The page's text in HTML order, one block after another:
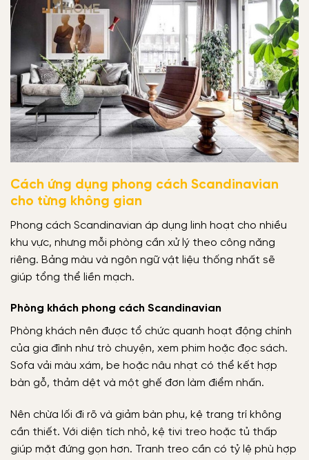
Cách ứng dụng phong cách Scandinavian
cho từng không gian
Phong cách Scandinavian áp dụng linh hoạt cho nhiều
khu vực, nhưng mỗi phòng cần xử lý theo công năng
riêng. Bảng màu và ngôn ngữ vật liệu thống nhất sẽ
giúp tổng thể liền mạch.
Phòng khách phong cách Scandinavian
Phòng khách nên được tổ chức quanh hoạt động chính
của gia đình như trò chuyện, xem phim hoặc đọc sách.
Sofa vải màu xám, be hoặc nâu nhạt có thể kết hợp
bàn gỗ, thảm dệt và một ghế đơn làm điểm nhấn.
Nên chừa lối đi rõ và giảm bàn phụ, kệ trang trí không
cần thiết. Với diện tích nhỏ, kệ tivi treo hoặc tủ thấp
giúp mặt đứng gọn hơn. Tranh treo cần có tỷ lệ phù hợp